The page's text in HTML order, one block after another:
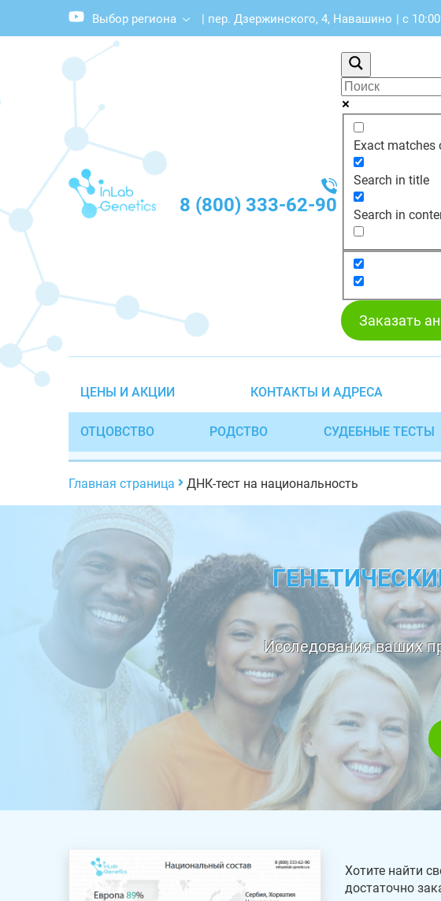
Выбор региона | пер. Дзержинского, 4, Навашино | с
8 (800) 333-62-90
Exact matches
Search in title
Search in
Заказать
ЦЕНЫ И АКЦИИ КОНТАКТЫ И АДРЕСА
ОТЦОВСТВО РОДСТВО СУДЕБНЫЕ ТЕСТЫ
Главная страница ДНК-тест на национальность
Исследования ваших
Хотите найти
достаточно